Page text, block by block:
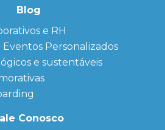
personalizados
Brindes
Corporativos
Copos Térmicos
Personalizados
Datas Especiais
Ecobag
Personalizada
Kits
Blog
e RH
Eventos Personalizados
e sustentáveis
Conosco